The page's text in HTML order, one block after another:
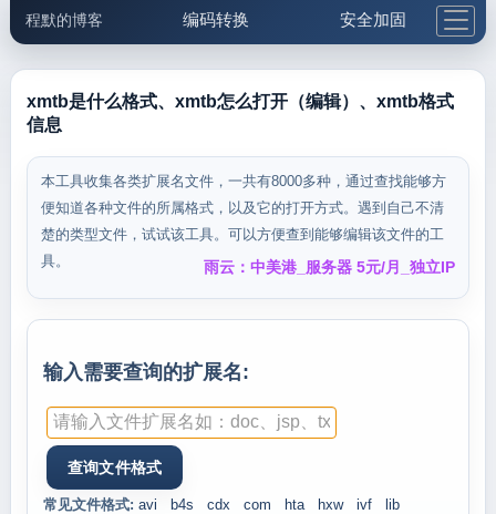
程默的博客 编码转换 安全加固
邮件工具 生活便民 更多工具
xmtb是什么格式、xmtb怎么打开（编辑）、xmtb格式
信息
本工具收集各类扩展名文件，一共有8000多种，通过查找能够方
便知道各种文件的所属格式，以及它的打开方式。遇到自己不清
楚的类型文件，试试该工具。可以方便查到能够编辑该文件的工
具。
雨云：中美港_服务器 5元/月_独立IP
输入需要查询的扩展名:
常见文件格式: avi b4s cdx com hta hxw ivf
lib